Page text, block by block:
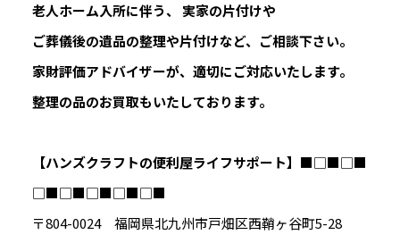
老人ホーム入所に伴う、 実家の片付けや
ご葬儀後の遺品の整理や片付けなど、ご相談下さい。
家財評価アドバイザーが、適切にご対応いたします。
整理の品のお買取もいたしております。
【ハンズクラフトの便利屋ライフサポート】 ■□■□■
□■□■□■□■□■
〒804-0024 福岡県北九州市戸畑区西鞘ヶ谷町5-28